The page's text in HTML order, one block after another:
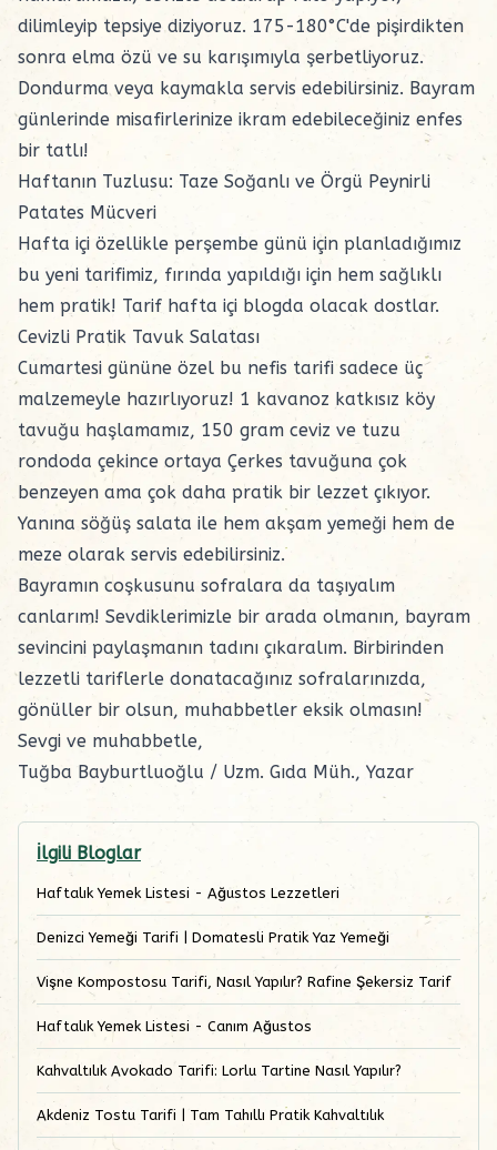
dilimleyip tepsiye diziyoruz. 175-180°C'de pişirdikten
sonra elma özü ve su karışımıyla şerbetliyoruz.
Dondurma veya kaymakla servis edebilirsiniz. Bayram
günlerinde misafirlerinize ikram edebileceğiniz enfes
bir tatlı!
Haftanın Tuzlusu: Taze Soğanlı ve Örgü Peynirli
Patates Mücveri
Hafta içi özellikle perşembe günü için planladığımız
bu yeni tarifimiz, fırında yapıldığı için hem sağlıklı
hem pratik! Tarif hafta içi blogda olacak dostlar.
Cevizli Pratik Tavuk Salatası
Cumartesi gününe özel bu nefis tarifi sadece üç
malzemeyle hazırlıyoruz! 1 kavanoz katkısız köy
tavuğu haşlamamız, 150 gram ceviz ve tuzu
rondoda çekince ortaya Çerkes tavuğuna çok
benzeyen ama çok daha pratik bir lezzet çıkıyor.
Yanına söğüş salata ile hem akşam yemeği hem de
meze olarak servis edebilirsiniz.
Bayramın coşkusunu sofralara da taşıyalım
canlarım! Sevdiklerimizle bir arada olmanın, bayram
sevincini paylaşmanın tadını çıkaralım. Birbirinden
lezzetli tariflerle donatacağınız sofralarınızda,
gönüller bir olsun, muhabbetler eksik olmasın!
Sevgi ve muhabbetle,
Tuğba Bayburtluoğlu / Uzm. Gıda Müh., Yazar
İlgili Bloglar
Haftalık Yemek Listesi - Ağustos Lezzetleri
Denizci Yemeği Tarifi | Domatesli Pratik Yaz Yemeği
Vişne Kompostosu Tarifi, Nasıl Yapılır? Rafine Şekersiz Tarif
Haftalık Yemek Listesi - Canım Ağustos
Kahvaltılık Avokado Tarifi: Lorlu Tartine Nasıl Yapılır?
Akdeniz Tostu Tarifi | Tam Tahıllı Pratik Kahvaltılık